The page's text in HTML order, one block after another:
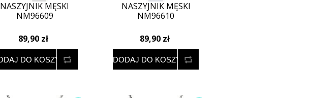
NASZYJNIK MĘSKI
NM96609
89,90 zł
NASZYJNIK MĘSKI
NM96610
89,90 zł